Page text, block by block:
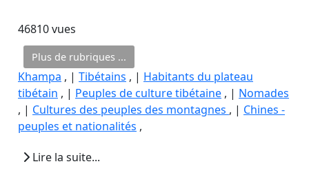
46810 vues
Plus de rubriques ...
Khampa , | Tibétains , | Habitants du plateau
tibétain , | Peuples de culture tibétaine , | Nomades
, | Cultures des peuples des montagnes , | Chines -
peuples et nationalités ,
Lire la suite...